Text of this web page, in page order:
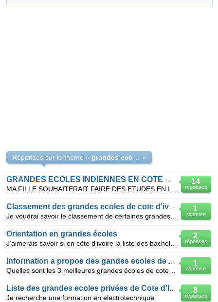
Réponses sur le thème « »
14
réponses
1
réponse
2
réponses
Orientation en grandes écoles
1
réponse
8
réponses
Je recherche une formation en electrotechnique